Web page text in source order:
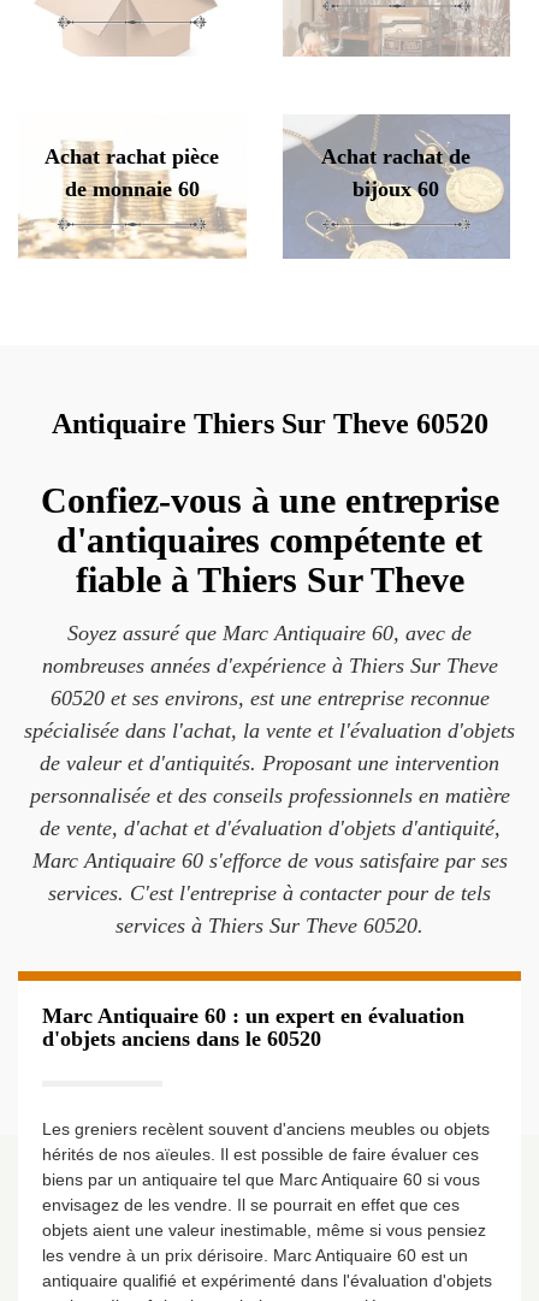
Achat rachat pièce
de monnaie 60
Achat rachat de
bijoux 60
Antiquaire Thiers Sur Theve 60520
Confiez-vous à une entreprise
d'antiquaires compétente et
fiable à Thiers Sur Theve
Soyez assuré que Marc Antiquaire 60, avec de
nombreuses années d'expérience à Thiers Sur Theve
60520 et ses environs, est une entreprise reconnue
spécialisée dans l'achat, la vente et l'évaluation d'objets
de valeur et d'antiquités. Proposant une intervention
personnalisée et des conseils professionnels en matière
de vente, d'achat et d'évaluation d'objets d'antiquité,
Marc Antiquaire 60 s'efforce de vous satisfaire par ses
services. C'est l'entreprise à contacter pour de tels
services à Thiers Sur Theve 60520.
Marc Antiquaire 60 : un expert en évaluation
d'objets anciens dans le 60520
Les greniers recèlent souvent d'anciens meubles ou objets
hérités de nos aïeules. Il est possible de faire évaluer ces
biens par un antiquaire tel que Marc Antiquaire 60 si vous
envisagez de les vendre. Il se pourrait en effet que ces
objets aient une valeur inestimable, même si vous pensiez
les vendre à un prix dérisoire. Marc Antiquaire 60 est un
antiquaire qualifié et expérimenté dans l'évaluation d'objets